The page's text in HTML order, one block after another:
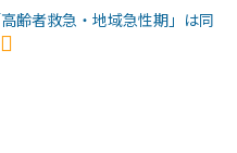
齢者救急・地域急性期」は同